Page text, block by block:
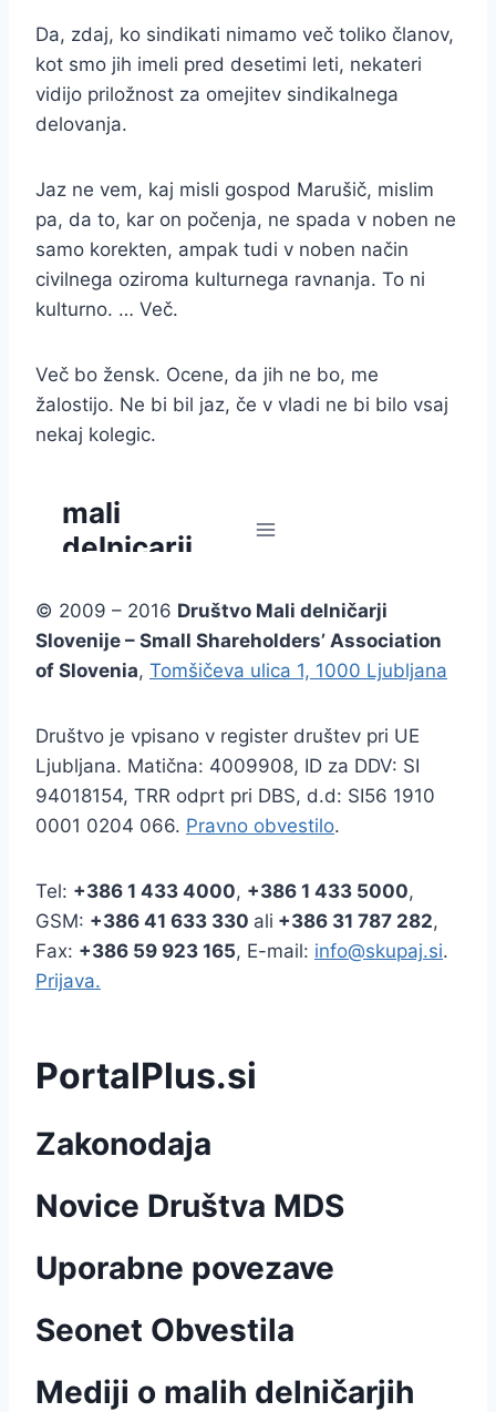
Da, zdaj, ko sindikati nimamo več toliko članov,
kot smo jih imeli pred desetimi leti, nekateri
vidijo priložnost za omejitev sindikalnega
delovanja.
Jaz ne vem, kaj misli gospod Marušič, mislim
pa, da to, kar on počenja, ne spada v noben ne
samo korekten, ampak tudi v noben način
civilnega oziroma kulturnega ravnanja. To ni
kulturno. … Več.
Več bo žensk. Ocene, da jih ne bo, me
žalostijo. Ne bi bil jaz, če v vladi ne bi bilo vsaj
nekaj kolegic.
© 2009 – 2016 Društvo Mali delničarji
Slovenije – Small Shareholders’ Association
of Slovenia, Tomšičeva ulica 1, 1000 Ljubljana
Društvo je vpisano v register društev pri UE
Ljubljana. Matična: 4009908, ID za DDV: SI
94018154, TRR odprt pri DBS, d.d: SI56 1910
0001 0204 066. Pravno obvestilo.
Tel: +386 1 433 4000, +386 1 433 5000,
GSM: +386 41 633 330 ali +386 31 787 282,
Fax: +386 59 923 165, E-mail: info@skupaj.si.
Prijava.
PortalPlus.si
Zakonodaja
Novice Društva MDS
Uporabne povezave
Seonet Obvestila
Mediji o malih delničarjih